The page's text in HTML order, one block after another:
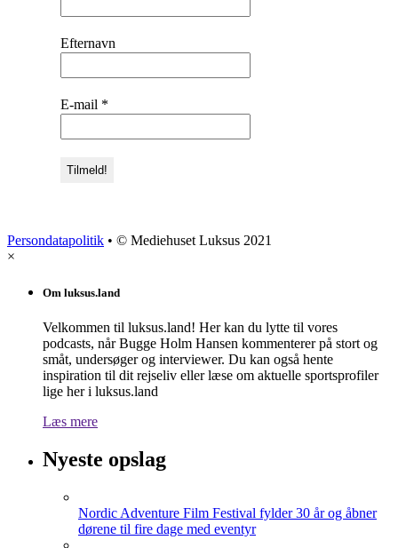
Efternavn
E-mail *
Persondatapolitik • © Mediehuset Luksus 2021
×
Om luksus.land
Velkommen til luksus.land! Her kan du lytte til vores
podcasts, når Bugge Holm Hansen kommenterer på stort og
småt, undersøger og interviewer. Du kan også hente
inspiration til dit rejseliv eller læse om aktuelle sportsprofiler
lige her i luksus.land
Læs mere
Nyeste opslag
Nordic Adventure Film Festival fylder 30 år og åbner
dørene til fire dage med eventyr